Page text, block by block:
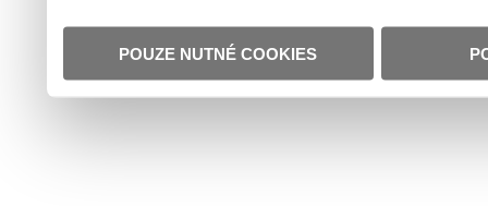
POUZE NUTNÉ COOKIES